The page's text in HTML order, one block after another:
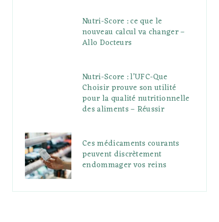
Nutri-Score : ce que le
nouveau calcul va changer –
Allo Docteurs
Nutri-Score : l’UFC-Que
Choisir prouve son utilité
pour la qualité nutritionnelle
des aliments – Réussir
Ces médicaments courants
peuvent discrètement
endommager vos reins